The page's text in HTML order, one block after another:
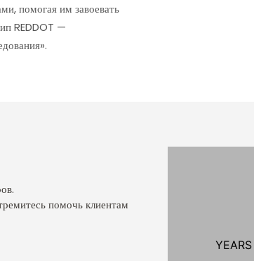
помогая им завоевать
REDDOT —
помочь клиентам